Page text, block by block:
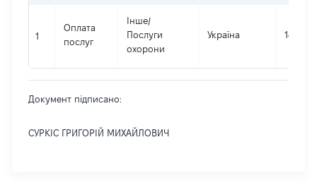
1
Оплата
послуг
Інше/
Послуги
охорони
Україна 141360
Документ підписано:
СУРКІС ГРИГОРІЙ МИХАЙЛОВИЧ